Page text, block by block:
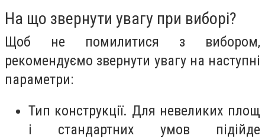
На що звернути увагу при виборі?
Щоб не помилитися з вибором,
рекомендуємо звернути увагу на наступні
параметри:
Тип конструкції. Для невеликих площ
і стандартних умов підійде